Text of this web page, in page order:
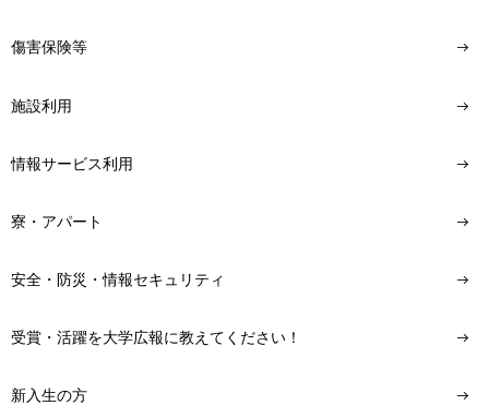
傷害保険等
施設利用
情報サービス利用
寮・アパート
安全・防災・情報セキュリティ
受賞・活躍を大学広報に教えてください！
新入生の方